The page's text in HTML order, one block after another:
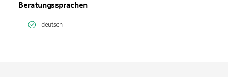
Beratungssprachen
deutsch